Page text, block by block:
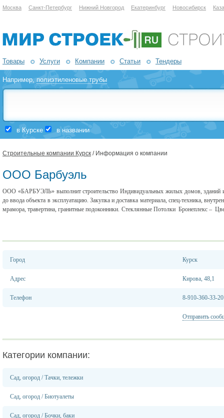
Москва Санкт-Петербург Нижний Новгород Екатеринбург Новосибирск
Товары Услуги Компании Статьи Тендеры
Например,полиэтиленовые трубы
в Курске в названии
Строительные компании Курск / Информация о компании
ООО Барбуэль
ООО «БАРБУЭЛЬ» выполнит строительство Индивидуальных жилых домов, зданий и
до ввода объекта в эксплуатацию. Закупка и доставка материала, спец-техника,
мрамора, травертина, гранитные подоконники. Стеклянные Потолки Бронеплекс –
Город Курск
Адрес Кирова, 48,1
Телефон 8-910-360-33-20
Отправить
Категории компании:
Сад, огород /Тачки, тележки
Сад, огород /Биотуалеты
Сад, огород /Бочки, баки